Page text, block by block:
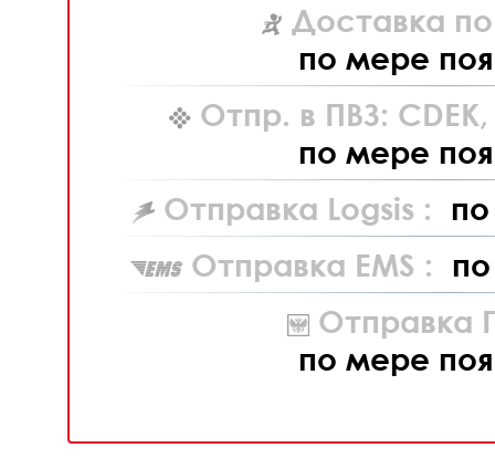
Доставка
по мере
Отпр. в ПВЗ: CDEK,
по мере
Отправка Logsis :
Отправка EMS :
Отправка
по мере